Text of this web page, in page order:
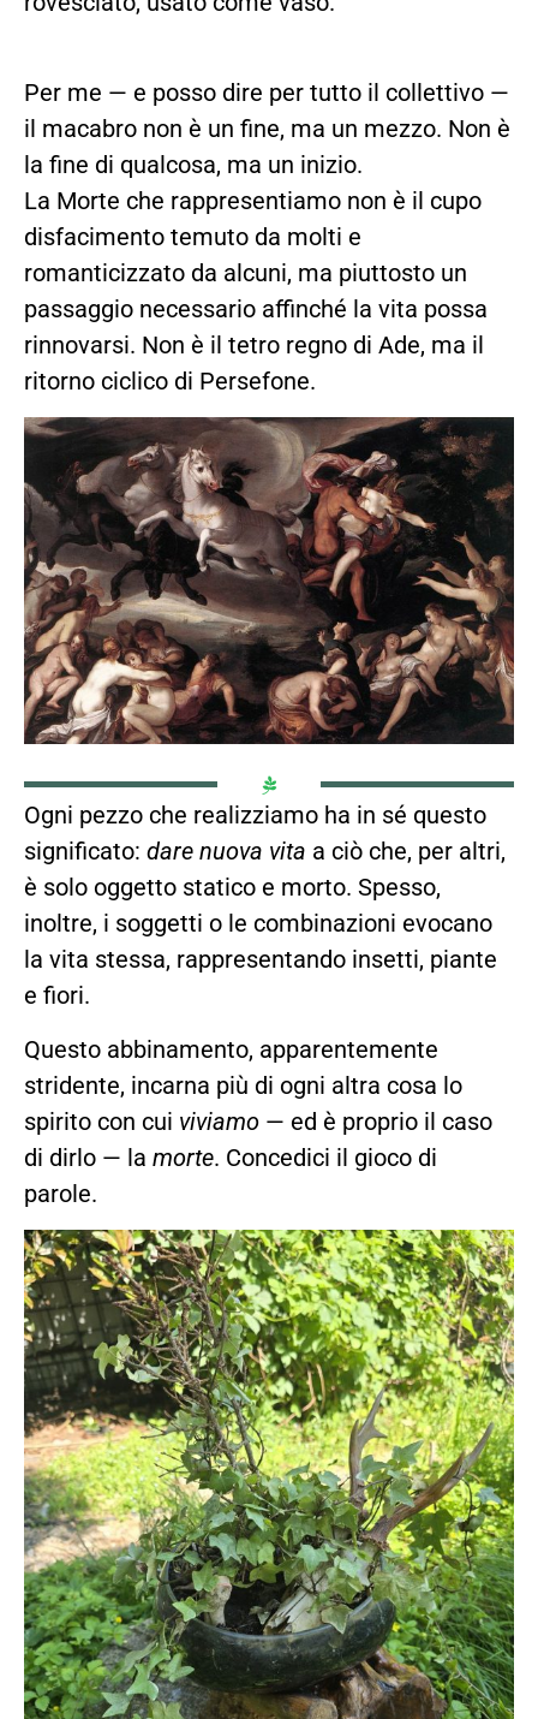
Per me — e posso dire per tutto il collettivo —
il macabro non è un fine, ma un mezzo. Non è
la fine di qualcosa, ma un inizio.
La Morte che rappresentiamo non è il cupo
disfacimento temuto da molti e
romanticizzato da alcuni, ma piuttosto un
passaggio necessario affinché la vita possa
rinnovarsi. Non è il tetro regno di Ade, ma il
ritorno ciclico di Persefone.
Ogni pezzo che realizziamo ha in sé questo
significato: dare nuova vita a ciò che, per altri,
è solo oggetto statico e morto. Spesso,
inoltre, i soggetti o le combinazioni evocano
la vita stessa, rappresentando insetti, piante
e fiori.
Questo abbinamento, apparentemente
stridente, incarna più di ogni altra cosa lo
spirito con cui viviamo — ed è proprio il caso
di dirlo — la morte. Concedici il gioco di
parole.